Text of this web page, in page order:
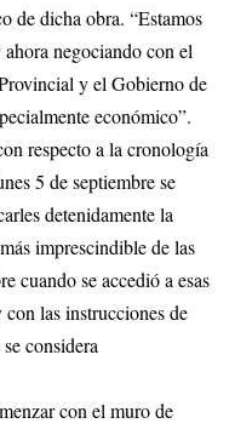
de dicha obra. “Estamos
negociando con el
y el Gobierno de
económico”.
respecto a la cronología
5 de septiembre se
detenidamente la
imprescindible de las
cuando se accedió a esas
las instrucciones de
considera
con el muro de